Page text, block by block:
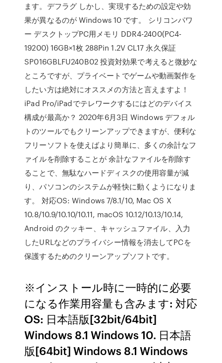
ます。デフラグ しかし、実現するための設定や効
果が異なるのが Windows 10 です。 シリコンパワ
ー デスクトップPC用メモリ DDR4-2400(PC4-
19200) 16GB×1枚 288Pin 1.2V CL17 永久保証
SP016GBLFU240B02 投資対効果で考えると微妙な
ところですが、プライベートでゲームや動画製作を
したい方は絶対にオススメの方法と言えますよ！
iPad Pro/iPadでテレワークするにはどのデバイス
構成が最高か？ 2020年6月3日 Windows デフォル
トのツールでもクリーンアップできますが、便利な
フリーソフトを使えばより簡単に、多くの余計なフ
ァイルを削除することが 余計なファイルを削除す
ることで、無駄なハードディスクの使用容量が減
り、パソコンのシステムが軽快に動くようになりま
す。 対応OS: Windows 7/8.1/10, Mac OS X
10.8/10.9/10.10/10.11, macOS 10.12/10.13/10.14,
Android のクッキー、キャッシュファイル、入力
したURLなどのプライバシー情報を消去してPCを
保護するためのクリーンアップソフトです。
※インストール時に一時的に必要
になる作業用容量も含みます: 対応
OS: 日本語版[32bit/64bit]
Windows 8.1 Windows 10. 日本語
版[64bit] Windows 8.1 Windows